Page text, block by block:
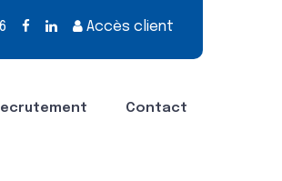
Accès client
Contact